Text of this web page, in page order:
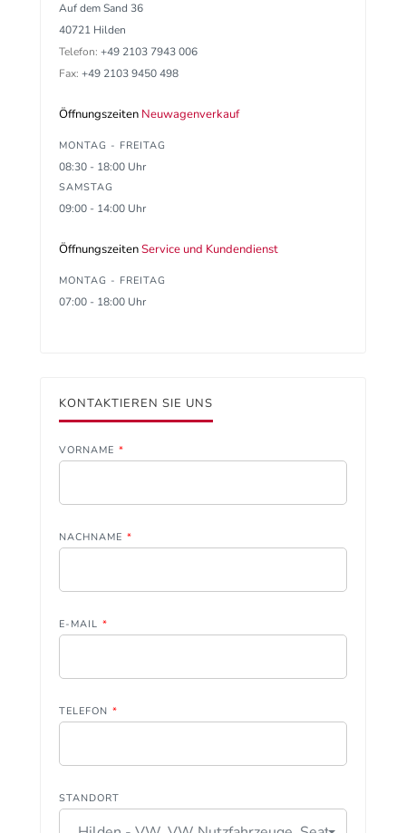
Auf dem Sand 36
40721 Hilden
Telefon: +49 2103 7943 006
Fax: +49 2103 9450 498
Öffnungszeiten Neuwagenverkauf
MONTAG - FREITAG
08:30 - 18:00 Uhr
SAMSTAG
09:00 - 14:00 Uhr
ÖffnungszeitenService und Kundendienst
MONTAG - FREITAG
07:00 - 18:00 Uhr
KONTAKTIEREN SIE UNS
VORNAME *
NACHNAME *
E-MAIL *
TELEFON *
STANDORT